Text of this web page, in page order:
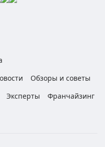
Обзоры и советы
Эксперты
Франчайзинг